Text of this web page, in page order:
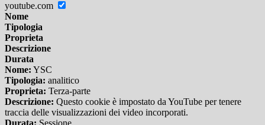
youtube.com
Nome
Tipologia
Proprieta
Descrizione
Durata
Nome: YSC
Tipologia: analitico
Proprieta: Terza-parte
Descrizione: Questo cookie è impostato da YouTube per tenere
traccia delle visualizzazioni dei video incorporati.